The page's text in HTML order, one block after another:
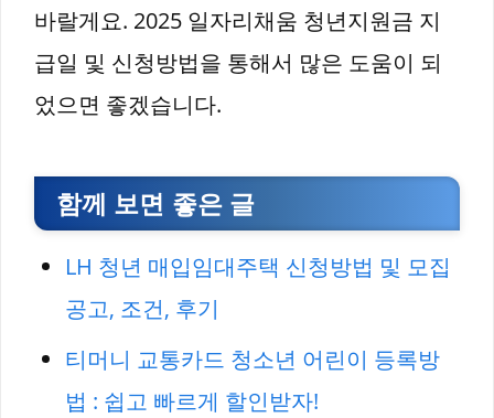
바랄게요. 2025 일자리채움 청년지원금 지
급일 및 신청방법을 통해서 많은 도움이 되
었으면 좋겠습니다.
함께 보면 좋은 글
LH 청년 매입임대주택 신청방법 및 모집
공고, 조건, 후기
티머니 교통카드 청소년 어린이 등록방
법 : 쉽고 빠르게 할인받자!